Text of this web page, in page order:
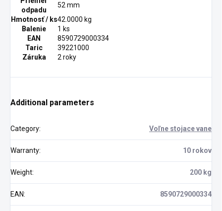
odpadu
52 mm
Hmotnosť / ks42.0000 kg
Balenie
1 ks
EAN
8590729000334
Taric
39221000
Záruka
2 roky
Additional parameters
Category: Voľne stojace vane
Warranty: 10 rokov
Weight: 200 kg
EAN: 8590729000334